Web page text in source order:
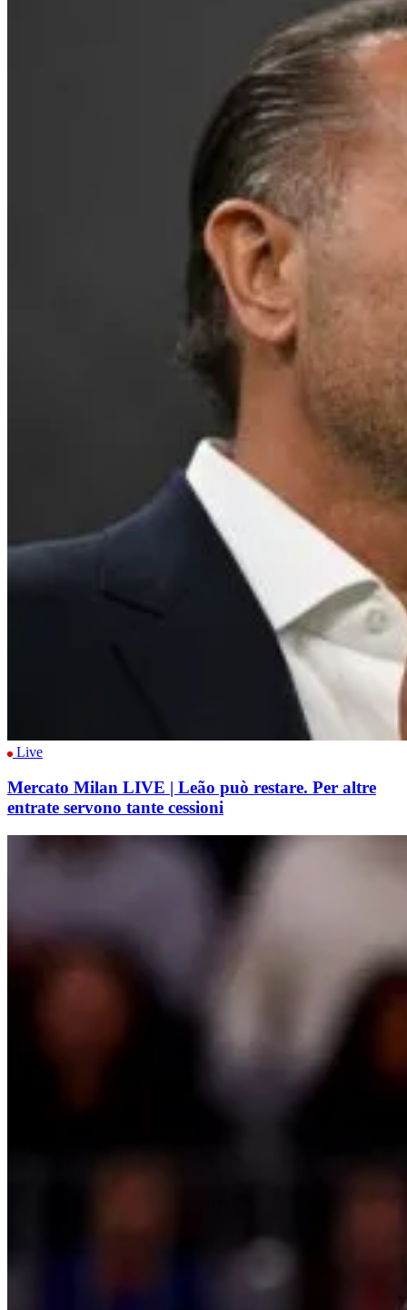
Live
Mercato Milan LIVE | Leão può restare. Per altre
entrate servono tante cessioni